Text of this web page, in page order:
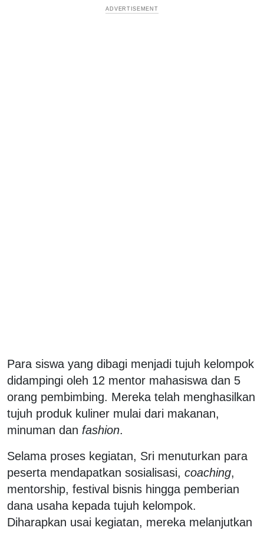
Para siswa yang dibagi menjadi tujuh kelompok
didampingi oleh 12 mentor mahasiswa dan 5
orang pembimbing. Mereka telah menghasilkan
tujuh produk kuliner mulai dari makanan,
minuman dan fashion.
Selama proses kegiatan, Sri menuturkan para
peserta mendapatkan sosialisasi, coaching,
mentorship, festival bisnis hingga pemberian
dana usaha kepada tujuh kelompok.
Diharapkan usai kegiatan, mereka melanjutkan